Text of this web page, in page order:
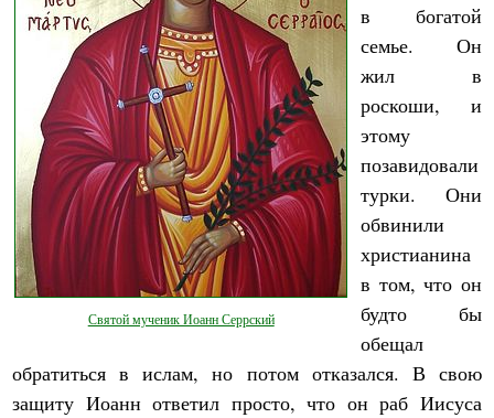
Святой мученик Иоанн Серрский
в богатой
семье. Он
жил в
роскоши, и
этому
позавидовали
турки. Они
обвинили
христианина
в том, что он
будто бы
обещал
обратиться в ислам, но потом отказался. В свою
защиту Иоанн ответил просто, что он раб Иисуса